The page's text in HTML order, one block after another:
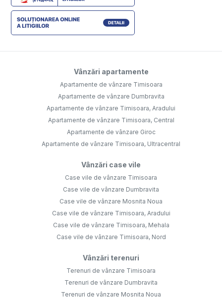
Vânzări apartamente
Apartamente de vânzare Timisoara
Apartamente de vânzare Dumbravita
Apartamente de vânzare Timisoara, Aradului
Apartamente de vânzare Timisoara, Central
Apartamente de vânzare Giroc
Apartamente de vânzare Timisoara, Ultracentral
Vânzări case vile
Case vile de vânzare Timisoara
Case vile de vânzare Dumbravita
Case vile de vânzare Mosnita Noua
Case vile de vânzare Timisoara, Aradului
Case vile de vânzare Timisoara, Mehala
Case vile de vânzare Timisoara, Nord
Vânzări terenuri
Terenuri de vânzare Timisoara
Terenuri de vânzare Dumbravita
Terenuri de vânzare Mosnita Noua